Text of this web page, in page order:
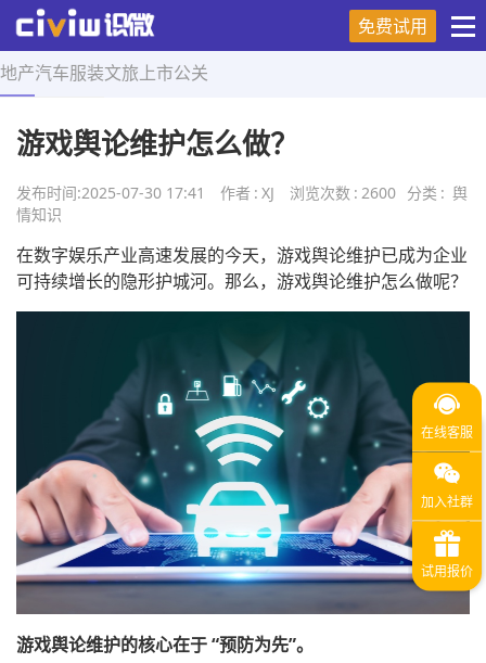
免费试用
地产汽车服装文旅 上市公关
首页 > 舆情知识 > 正文
游戏舆论维护怎么做？
发布时间:2025-07-30 17:41 作者 : XJ 浏览次数 : 2600 分类 : 舆
情知识
在数字娱乐产业高速发展的今天，游戏舆论维护已成为企业
可持续增长的隐形护城河。那么，游戏舆论维护怎么做呢？
游戏舆论维护的核心在于 “预防为先”。